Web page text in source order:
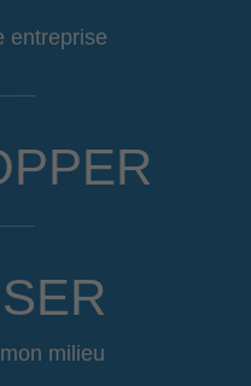
entreprise
milieu